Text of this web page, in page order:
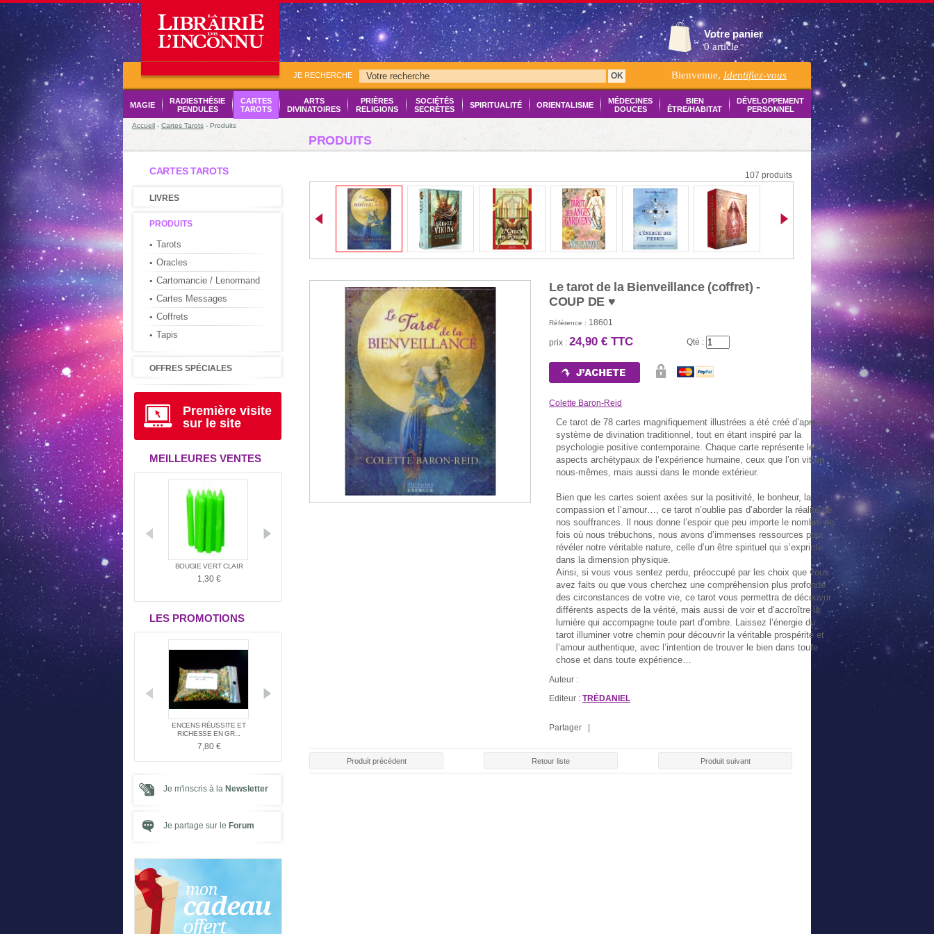
Votre panier
0 article
JE RECHERCHE OK Bienvenue, Identifiez-vous
MAGIE
RADIESTHÉSIE
PENDULES
CARTES
TAROTS
ARTS
DIVINATOIRES
PRIÈRES
RELIGIONS
SOCIÉTÉS
SECRÈTES
SPIRITUALITÉ ORIENTALISME
MÉDECINES
DOUCES
BIEN
ÊTRE/HABITAT
DÉVELOPPEMENT
PERSONNEL
Accueil - Cartes Tarots - Produits
PRODUITS
CARTES TAROTS
LIVRES
PRODUITS
Tarots
Oracles
Cartomancie / Lenormand
Cartes Messages
Coffrets
Tapis
OFFRES SPÉCIALES
Première visite
sur le site
MEILLEURES VENTES
€
LE LIVRE D'URANTIA
34,95 €
BOUGIE VERT CLAIR
1,30 €
LE ROULEAU DE 10
CHARBONS
1,50 €
2,60 €
NEUVAINE NOIRE
5,20 €
LES PROMOTIONS
ENCENS RÉUSSITE ET
RICHESSE EN GR...
7,80 € 7,80 €
21,00 €
PACK SPÉCIAL ARGENT
19,90 €
Je m'inscris à la Newsletter
Je partage sur le Forum
107 produits
Le tarot de la Bienveillance (coffret) -
COUP DE ♥
Référence : 18601
prix : 24,90 € TTC Qté :
Colette Baron-Reid
Ce tarot de 78 cartes magnifiquement illustrées a été créé d’après le
système de divination traditionnel, tout en étant inspiré par la
psychologie positive contemporaine. Chaque carte représente les
aspects archétypaux de l’expérience humaine, ceux que l’on vit en
nous-mêmes, mais aussi dans le monde extérieur.
Bien que les cartes soient axées sur la positivité, le bonheur, la
compassion et l’amour…, ce tarot n’oublie pas d’aborder la réalité de
nos souffrances. Il nous donne l’espoir que peu importe le nombre de
fois où nous trébuchons, nous avons d’immenses ressources pour
révéler notre véritable nature, celle d’un être spirituel qui s’exprime
dans la dimension physique.
Ainsi, si vous vous sentez perdu, préoccupé par les choix que vous
avez faits ou que vous cherchez une compréhension plus profonde
des circonstances de votre vie, ce tarot vous permettra de découvrir
différents aspects de la vérité, mais aussi de voir et d’accroître la
lumière qui accompagne toute part d’ombre. Laissez l’énergie du
tarot illuminer votre chemin pour découvrir la véritable prospérité et
l’amour authentique, avec l’intention de trouver le bien dans toute
chose et dans toute expérience…
Auteur :
Editeur : TRÉDANIEL
Partager |
Produit précédent Retour liste Produit suivant